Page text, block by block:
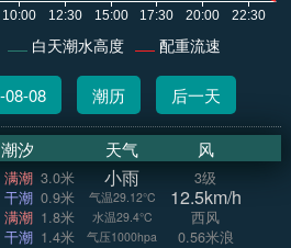
白天潮水高度 配重流速
08-08 潮历 后一天
潮汐 天气 风
满潮 3.0米
干潮 0.9米
满潮 1.8米
干潮 1.4米
小雨
气温29.12°C
水温29.4°C
气压1000hpa
3级
12.5km/h
西风
0.56米浪